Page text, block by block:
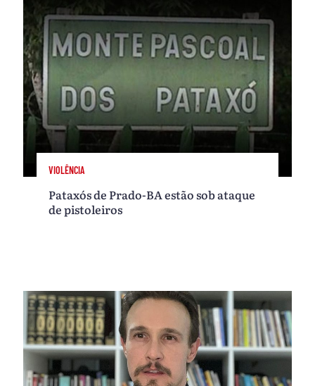
VIOLÊNCIA
Pataxós de Prado-BA estão sob ataque
de pistoleiros